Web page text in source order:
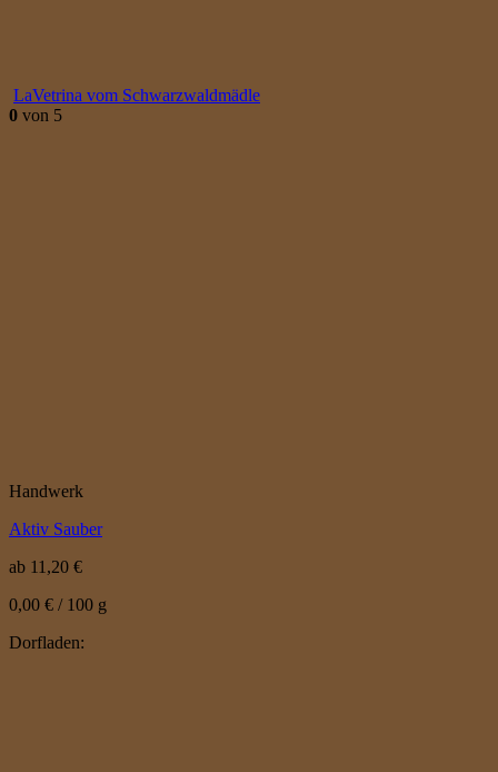
LaVetrina vom Schwarzwaldmädle
0 von 5
Handwerk
Aktiv Sauber
ab 11,20 €
0,00 € / 100 g
Dorfladen: